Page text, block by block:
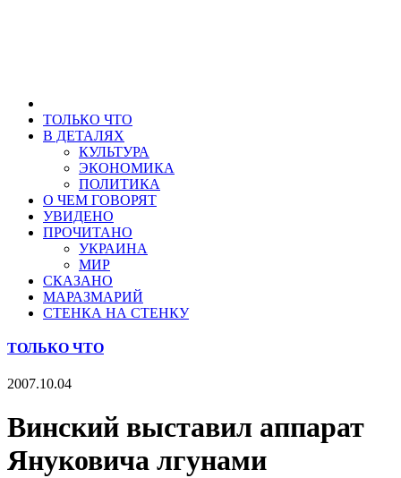
ТОЛЬКО ЧТО
В ДЕТАЛЯХ
КУЛЬТУРА
ЭКОНОМИКА
ПОЛИТИКА
О ЧЕМ ГОВОРЯТ
УВИДЕНО
ПРОЧИТАНО
УКРАИНА
МИР
СКАЗАНО
МАРАЗМАРИЙ
СТЕНКА НА СТЕНКУ
ТОЛЬКО ЧТО
2007.10.04
Винский выставил аппарат
Януковича лгунами